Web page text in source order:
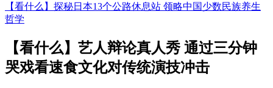
【看什么】探秘日本13个公路休息站 领略中国少数民族养生
哲学
【看什么】艺人辩论真人秀 通过三分钟
哭戏看速食文化对传统演技冲击